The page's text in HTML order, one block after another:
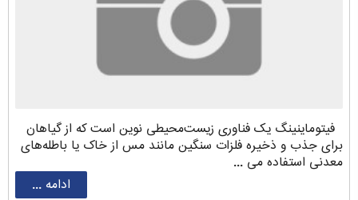
فیتوماینینگ یک فناوری زیست‌محیطی نوین است که از گیاهان
برای جذب و ذخیره فلزات سنگین مانند مس از خاک یا باطله‌های
معدنی استفاده می ...
ادامه ...